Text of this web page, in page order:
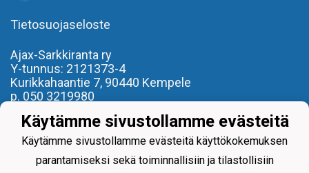
Tietosuojaseloste
Ajax-Sarkkiranta ry
Y-tunnus: 2121373-4
Kurikkahaantie 7, 90440 Kempele
p. 050 3219980
- REILU PELI, REILU KAVERI -
Käytämme sivustollamme evästeitä
Käytämme sivustollamme evästeitä käyttökokemuksen
parantamiseksi sekä toiminnallisiin ja tilastollisiin